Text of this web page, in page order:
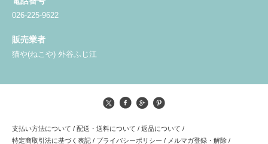
026-225-9622
販売業者
猫や(ねこや) 外谷ふじ江
支払い方法について / 配送・送料について / 返品について /
特定商取引法に基づく表記 / プライバシーポリシー / メルマガ登録・解除 /